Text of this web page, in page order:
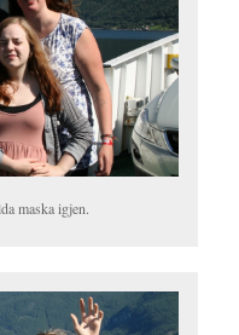
maska igjen.